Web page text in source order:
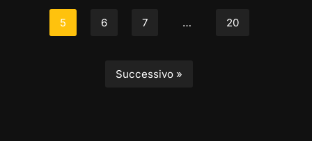
5 6 7 … 20
Successivo »